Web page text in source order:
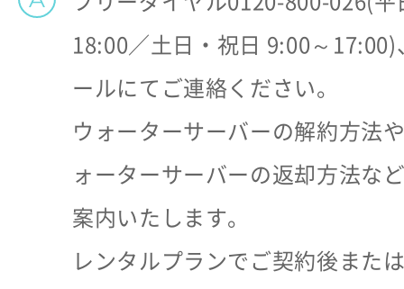
18:00／土日・祝日 9:00～17:00)
ールにてご連絡ください。
ウォーターサーバーの解約方法
ォーターサーバーの返却方法な
案内いたします。
レンタルプランでご契約後また